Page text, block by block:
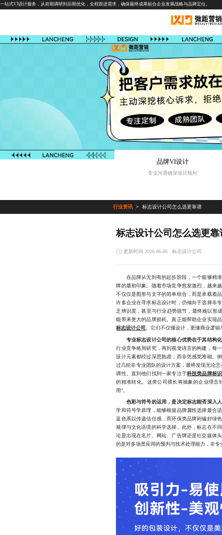
一站式VI设计服务，从前期调研到后期优化，全程跟进需求，确保最终成果贴合企业发展战略与品牌定位。
品牌VI设计
专业沟通确保项目顺利
行业资讯 标志设计公司怎么选更靠谱
标志设计公司怎么选更靠
更新时间 2026-06-06 标志设计公司
在品牌从无到有的起步阶段，一个能够精准
牌的最初印象。随着市场竞争愈发激烈，越来
不仅仅是图形与文字的简单组合，而是承载着
许多企业在寻求标志设计时，仍倾向于选择非
乏辨识度，甚至与行业趋势脱节，最终难以形
能带来更大的品牌损耗。真正能帮助企业实现
标志设计公司 。它们不仅懂设计，更懂商业逻辑
专业标志设计公司的核心优势在于其结构
行业竞争格局研究，再到视觉语言的构建，每
设计元素都经过深思熟虑，而非凭感觉堆砌。
过几轮非专业团队的设计方案，最终发现无论
调性。直到他们找到一家专注于科技类品牌标
的精准转化。这类公司擅长将抽象的企业理念
用”。
色彩与符号的运用，是决定标志能否深入
学和符号学原理，能够根据品牌属性选择最合
蓝色系以传递信任感，而环保类品牌则偏好绿
规律与文化语境的科学选择。此外，标志在
论是出现在名片、网站、广告牌还是社交媒体
的是对多场景应用的预判与技术处理能力，非